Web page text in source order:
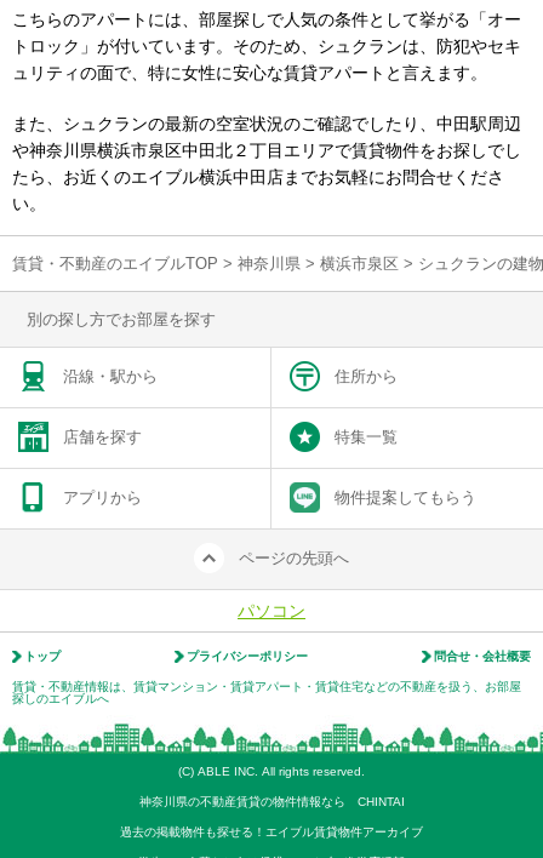
こちらのアパートには、部屋探しで人気の条件として挙がる「オー
トロック」が付いています。そのため、シュクランは、防犯やセキ
ュリティの面で、特に女性に安心な賃貸アパートと言えます。
また、シュクランの最新の空室状況のご確認でしたり、中田駅周辺
や神奈川県横浜市泉区中田北２丁目エリアで賃貸物件をお探しでし
たら、お近くのエイブル横浜中田店までお気軽にお問合せくださ
い。
賃貸・不動産のエイブルTOP > 神奈川県 > 横浜市泉区 > シュクランの建
別の探し方でお部屋を探す
沿線・駅から 住所から
店舗を探す 特集一覧
アプリから 物件提案してもらう
ページの先頭へ
パソコン
トップ プライバシーポリシー 問合せ・会社概要
賃貸・不動産情報は、賃貸マンション・賃貸アパート・賃貸住宅などの不動産を扱う、お部屋
探しのエイブルへ
(C) ABLE INC. All rights reserved.
神奈川県の不動産賃貸の物件情報なら CHINTAI
過去の掲載物件も探せる！エイブル賃貸物件アーカイブ